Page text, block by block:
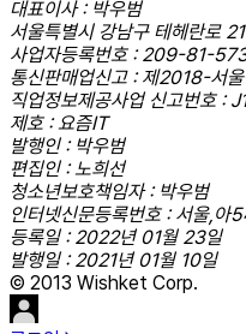
대표이사 : 박우범
서울특별시 강남구 테헤란로
사업자등록번호 : 209-81-
통신판매업신고 : 제2018-서
직업정보제공사업 신고번호
제호 : 요즘IT
발행인 : 박우범
편집인 : 노희선
청소년보호책임자 : 박우범
인터넷신문등록번호 : 서울,아
등록일 : 2022년 01월 23일
발행일 : 2021년 01월 10일
© 2013 Wishket Corp.